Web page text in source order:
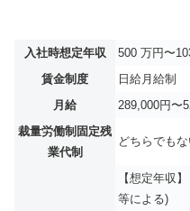
入社時想定年収
500 万円〜
賃金制度
日給月給制
月給
289,000円〜
裁量労働制固定残
業代制
どちらでも
【想定年収
等による)